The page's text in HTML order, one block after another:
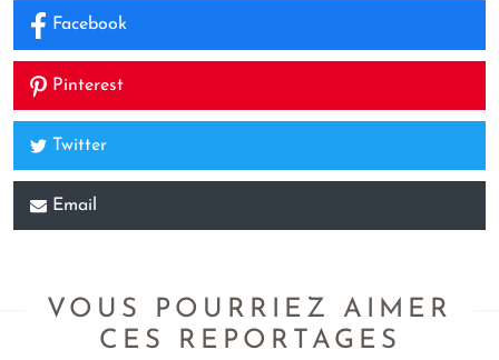
Facebook
Pinterest
Twitter
Email
VOUS POURRIEZ AIMER
CES REPORTAGES